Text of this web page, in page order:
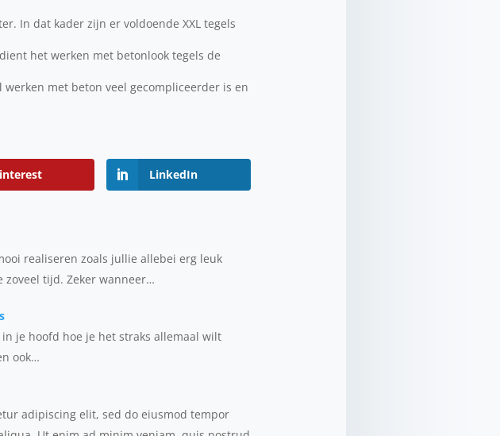
In dat kader zijn er voldoende XXL tegels
het werken met betonlook tegels de
met beton veel gecompliceerder is en
LinkedIn
realiseren zoals jullie allebei erg leuk
tijd. Zeker wanneer…
je hoofd hoe je het straks allemaal wilt
ook…
adipiscing elit, sed do eiusmod tempor